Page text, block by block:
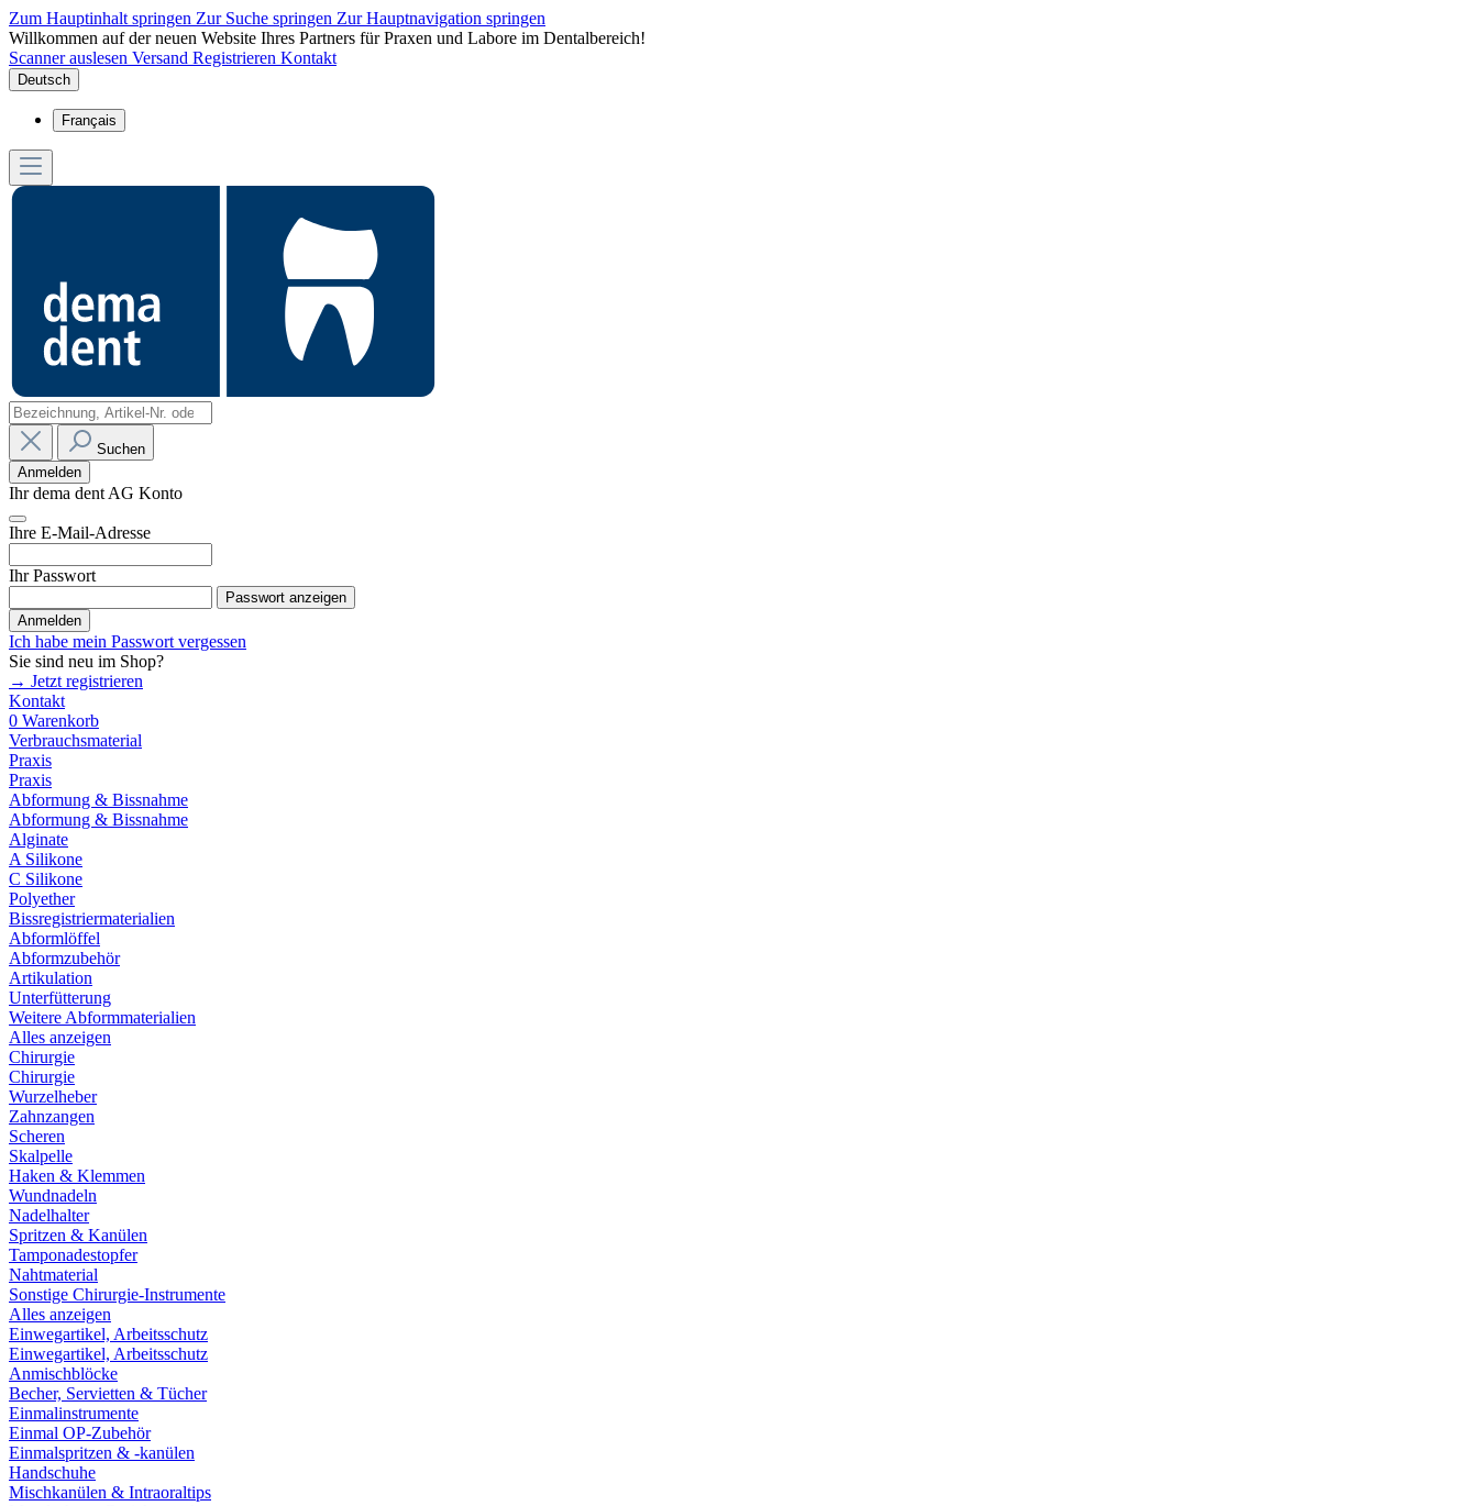
Zum Hauptinhalt springen Zur Suche springen Zur Hauptnavigation springen
Willkommen auf der neuen Website Ihres Partners für Praxen und Labore im Dentalbereich!
Scanner auslesen Versand Registrieren Kontakt
Deutsch
Français
Suchen
Anmelden
Ihr dema dent AG Konto
Ihre E-Mail-Adresse
Ihr Passwort
Passwort anzeigen
Anmelden
Ich habe mein Passwort vergessen
Sie sind neu im Shop?
→ Jetzt registrieren
Kontakt
0 Warenkorb
Verbrauchsmaterial
Praxis
Praxis
Abformung & Bissnahme
Abformung & Bissnahme
Alginate
A Silikone
C Silikone
Polyether
Bissregistriermaterialien
Abformlöffel
Abformzubehör
Artikulation
Unterfütterung
Weitere Abformmaterialien
Alles anzeigen
Chirurgie
Chirurgie
Wurzelheber
Zahnzangen
Scheren
Skalpelle
Haken & Klemmen
Wundnadeln
Nadelhalter
Spritzen & Kanülen
Tamponadestopfer
Nahtmaterial
Sonstige Chirurgie-Instrumente
Alles anzeigen
Einwegartikel, Arbeitsschutz
Einwegartikel, Arbeitsschutz
Anmischblöcke
Becher, Servietten & Tücher
Einmalinstrumente
Einmal OP-Zubehör
Einmalspritzen & -kanülen
Handschuhe
Mischkanülen & Intraoraltips